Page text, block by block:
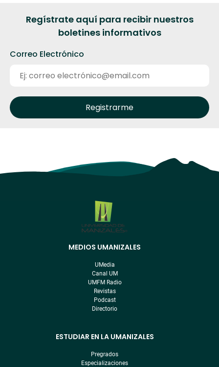
Regístrate aquí para recibir nuestros
boletines informativos
Correo Electrónico
MEDIOS UMANIZALES
UMedia
Canal UM
UMFM Radio
Revistas
Podcast
Directorio
ESTUDIAR EN LA UMANIZALES
Pregrados
Especializaciones